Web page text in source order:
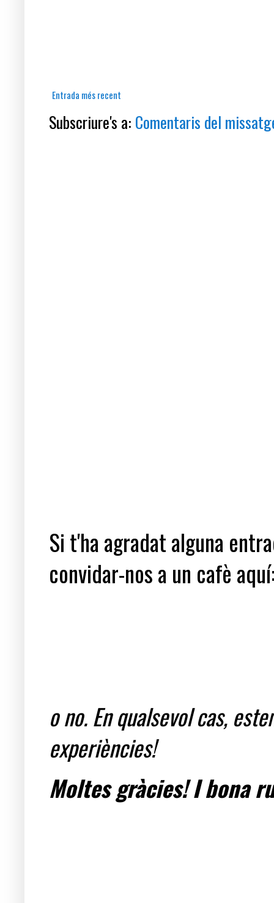
Entrada més recent
Subscriure's a: Comentaris del
Si t'ha agradat alguna
convidar-nos a un cafè
o no. En qualsevol cas,
experiències!
Moltes gràcies! I bona